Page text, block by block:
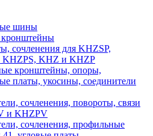
шины
сочленения для KHZSP,
KHZPS, KHZ и KHZP
кронштейны, опоры,
платы, укосины, соединители
сочленения, повороты, связи
и KHZPV
сочленения, профильные